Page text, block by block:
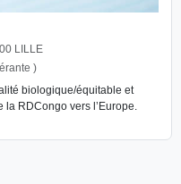
LILLE
)
biologique/équitable et
la RDCongo vers l’Europe.